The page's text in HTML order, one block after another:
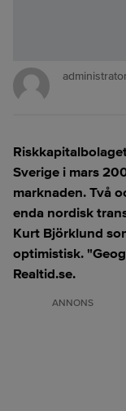
Sverige i mars
marknaden. Två
enda nordisk
Kurt Björklund
optimistisk.
Realtid.se.
ANNONS